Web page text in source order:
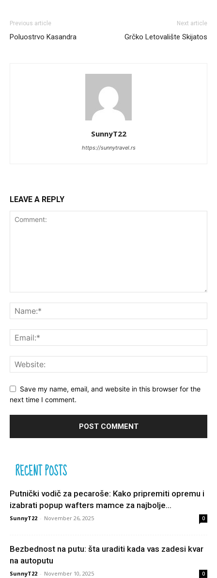
Previous article
Poluostrvo Kasandra
Next article
Grčko Letovalište Skijatos
SunnyT22
https://sunnytravel.rs
LEAVE A REPLY
Save my name, email, and website in this browser for the
next time I comment.
RECENT POSTS
Putnički vodič za pecaroše: Kako pripremiti opremu i
izabrati popup wafters mamce za najbolje...
SunnyT22 - November 26, 2025 0
Bezbednost na putu: šta uraditi kada vas zadesi kvar
na autoputu
SunnyT22 - November 10, 2025 0